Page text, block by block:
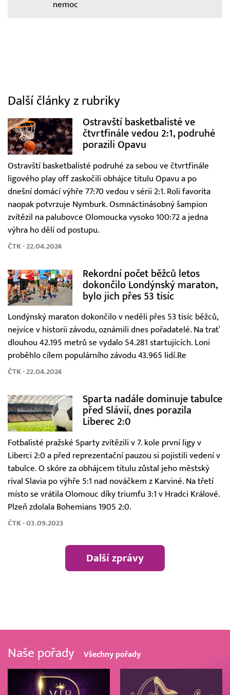
nemoc
Další články z rubriky
Ostravští basketbalisté ve
čtvrtfinále vedou 2:1, podruhé
porazili Opavu
Ostravští basketbalisté podruhé za sebou ve čtvrtfinále
ligového play off zaskočili obhájce titulu Opavu a po
dnešní domácí výhře 77:70 vedou v sérii 2:1. Roli favorita
naopak potvrzuje Nymburk. Osmnáctinásobný šampion
zvítězil na palubovce Olomoucka vysoko 100:72 a jedna
výhra ho dělí od postupu.
ČTK - 22.04.2024
Rekordní počet běžců letos
dokončilo Londýnský maraton,
bylo jich přes 53 tisíc
Londýnský maraton dokončilo v neděli přes 53 tisíc běžců,
nejvíce v historii závodu, oznámili dnes pořadatelé. Na trať
dlouhou 42.195 metrů se vydalo 54.281 startujících. Loni
proběhlo cílem populárního závodu 43.965 lidí.Re
ČTK - 22.04.2024
Sparta nadále dominuje tabulce
před Slávií, dnes porazila
Liberec 2:0
Fotbalisté pražské Sparty zvítězili v 7. kole první ligy v
Liberci 2:0 a před reprezentační pauzou si pojistili vedení v
tabulce. O skóre za obhájcem titulu zůstal jeho městský
rival Slavia po výhře 5:1 nad nováčkem z Karviné. Na třetí
místo se vrátila Olomouc díky triumfu 3:1 v Hradci Králové.
Plzeň zdolala Bohemians 1905 2:0.
ČTK - 03.09.2023
Další zprávy
Naše pořady Všechny pořady